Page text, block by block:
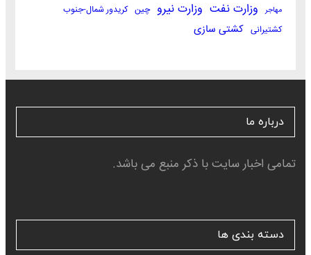
مهاجر وزارت نفت وزارت نیرو چین کریدور شمال-جنوب
کشتیرانی کشتی سازی
درباره ما
تمامی اخبار سایت با ذکر منبع می باشد.
دسته بندی ها